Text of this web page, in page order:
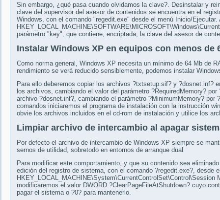
Sin embargo, ¿qué pasa cuando olvidamos la clave?. Desinstalar y
clave del supervisor del asesor de contenidos se encuentra en el
Windows, con el comando "regedit.exe" desde el menú Inicio/
parámetro "key", que contiene, encriptada, la clave del asesor de
Instalar Windows XP en equipos con menos de
Como norma general, Windows XP necesita un mínimo de 64 Mb de
rendimiento se verá reducido sensiblemente, podemos instalar
Para ello deberemos copiar los archivos ?txtsetup.sif? y ?dosnet.inf?
los archivos, cambiando el valor del parámetro ?RequiredMemory?
archivo ?dosnet.inf?, cambiando el parámetro ?MinimumMemory? por
comandos iniciaremos el programa de instalación con la instrucción
obvie los archivos incluidos en el cd-rom de instalación y utilice los
Limpiar archivo de intercambio al apagar
Por defecto el archivo de intercambio de Windows XP siempre se
sernos de utilidad, sobretodo en entornos de arranque dual
Para modificar este comportamiento, y que su contenido sea
edición del registro de sistema, con el comando ?regedit.exe?, desde
HKEY_LOCAL_MACHINE\System\CurrentControlSet\Control\Session
modificaremos el valor DWORD ?ClearPageFileAtShutdown? cuyo
pagar el sistema o ?0? para mantenerlo.